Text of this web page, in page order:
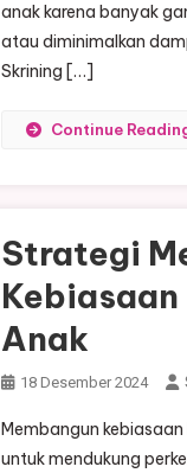
anak karena banyak
atau diminimalkan
Skrining […]
Continue
Strategi
Anak
18 Desember 2024
Membangun
untuk mendukung